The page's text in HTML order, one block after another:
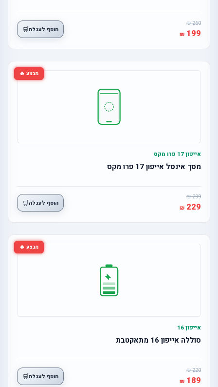
260
199 הוסף לעגלה🛒
מבצע 🔥
אייפון 17 פרו מקס
מסך אינסל אייפון 17 פרו מקס
299
229 הוסף לעגלה🛒
מבצע 🔥
אייפון 16
סוללה אייפון 16 מתאקטבת
220
189 הוסף לעגלה🛒